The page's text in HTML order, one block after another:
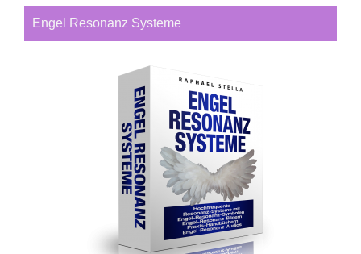
Engel Resonanz Systeme